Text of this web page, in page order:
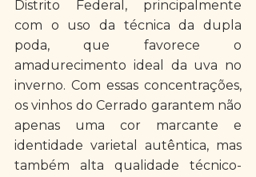
Distrito Federal, principalmente
com o uso da técnica da dupla
poda, que favorece o
amadurecimento ideal da uva no
inverno. Com essas concentrações,
os vinhos do Cerrado garantem não
apenas uma cor marcante e
identidade varietal autêntica, mas
também alta qualidade técnico-